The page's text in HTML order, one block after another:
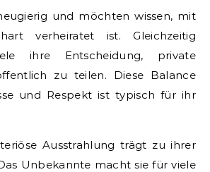
und möchten wissen, mit
verheiratet ist. Gleichzeitig
ihre Entscheidung, private
zu teilen. Diese Balance
und Respekt ist typisch für ihr
Ausstrahlung trägt zu ihrer
Unbekannte macht sie für viele